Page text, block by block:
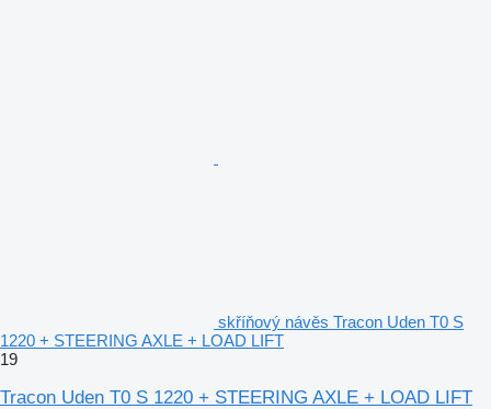
skříňový návěs Tracon Uden T0 S
1220 + STEERING AXLE + LOAD LIFT
19
Tracon Uden T0 S 1220 + STEERING AXLE + LOAD LIFT